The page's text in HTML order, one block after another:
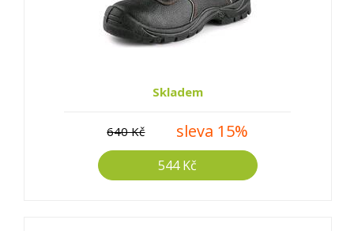
Skladem
640 Kč sleva 15%
544 Kč